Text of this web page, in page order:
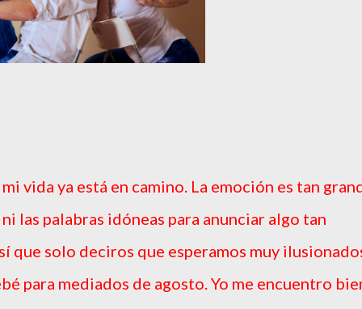
vida ya está en camino. La emoción es tan
las palabras idóneas para anunciar algo tan
que solo deciros que esperamos muy
para mediados de agosto. Yo me encuentro